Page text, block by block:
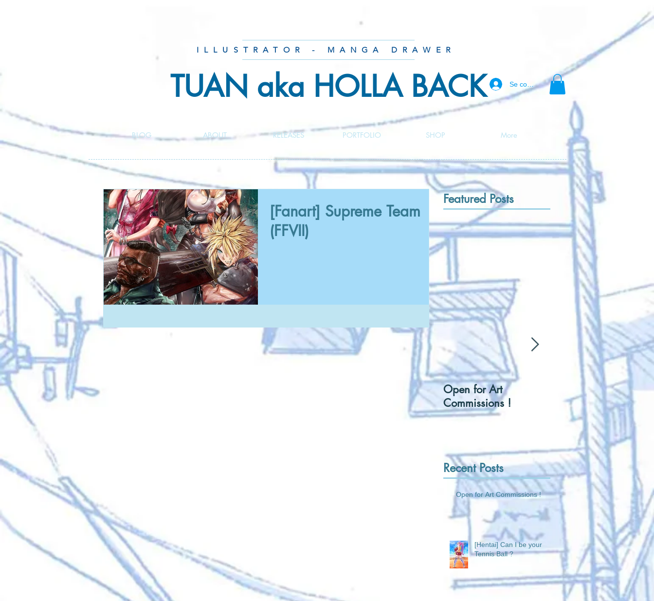
ILLUSTRATOR - MANGA DRAWER
TUAN aka HOLLA BACK Se connecter
BLOG ABOUT RELEASES PORTFOLIO SHOP More
[Fanart] Supreme Team
(FFVII)
Featured Posts
Open for Art
Commissions !
[Hentai] Can I be
Tennis Ball ?
Recent Posts
Open for Art Commissions !
[Hentai] Can I be your
Tennis Ball ?